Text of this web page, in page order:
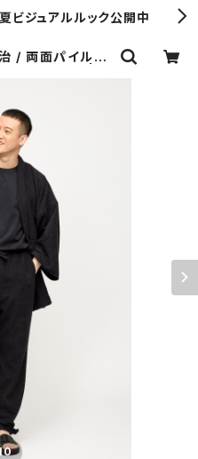
ビジュアルルック公開中
/ 両面パイル強